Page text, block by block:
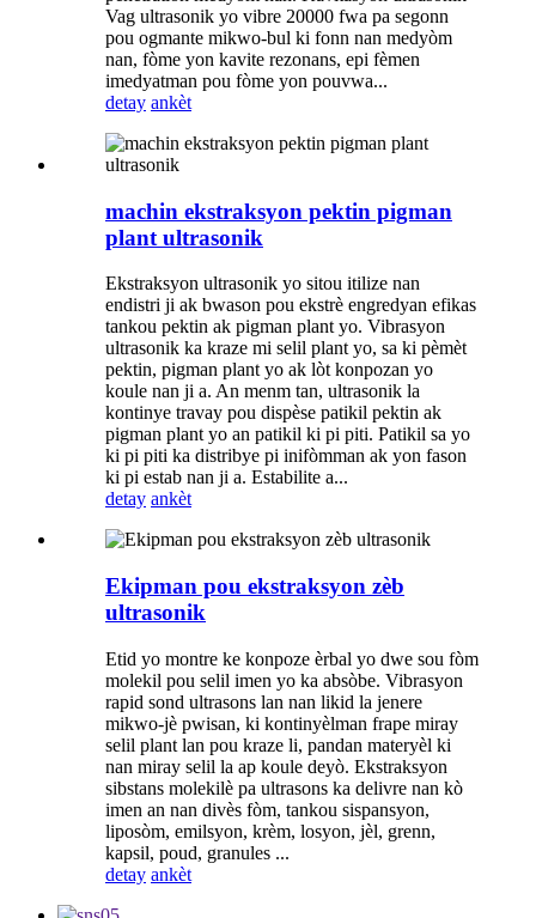
Vag ultrasonik yo vibre 20000 fwa pa segonn
pou ogmante mikwo-bul ki fonn nan medyòm
nan, fòme yon kavite rezonans, epi fèmen
imedyatman pou fòme yon pouvwa...
detay ankèt
machin ekstraksyon pektin pigman
plant ultrasonik
Ekstraksyon ultrasonik yo sitou itilize nan
endistri ji ak bwason pou ekstrè engredyan efikas
tankou pektin ak pigman plant yo. Vibrasyon
ultrasonik ka kraze mi selil plant yo, sa ki pèmèt
pektin, pigman plant yo ak lòt konpozan yo
koule nan ji a. An menm tan, ultrasonik la
kontinye travay pou dispèse patikil pektin ak
pigman plant yo an patikil ki pi piti. Patikil sa yo
ki pi piti ka distribye pi inifòmman ak yon fason
ki pi estab nan ji a. Estabilite a...
detay ankèt
Ekipman pou ekstraksyon zèb
ultrasonik
Etid yo montre ke konpoze èrbal yo dwe sou fòm
molekil pou selil imen yo ka absòbe. Vibrasyon
rapid sond ultrasons lan nan likid la jenere
mikwo-jè pwisan, ki kontinyèlman frape miray
selil plant lan pou kraze li, pandan materyèl ki
nan miray selil la ap koule deyò. Ekstraksyon
sibstans molekilè pa ultrasons ka delivre nan kò
imen an nan divès fòm, tankou sispansyon,
liposòm, emilsyon, krèm, losyon, jèl, grenn,
kapsil, poud, granules ...
detay ankèt